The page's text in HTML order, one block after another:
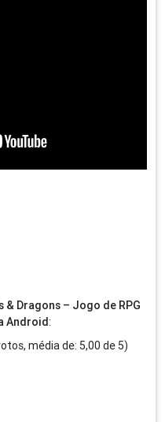
& Dragons – Jogo de RPG
Android:
média de: 5,00 de 5)